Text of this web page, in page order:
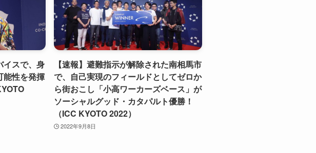
イスで、身
能性を発揮
【速報】避難指示が解除された南相馬市
で、自己実現のフィールドとしてゼロか
ら街おこし「小高ワーカーズベース」が
ソーシャルグッド・カタパルト優勝！
（ICC KYOTO 2022）
2022年9月8日